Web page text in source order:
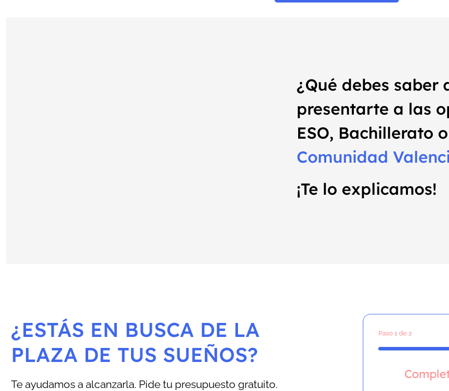
¿Qué debes saber
presentarte a las
ESO, Bachillerato
Comunidad
¡Te lo explicamos!
¿ESTÁS EN BUSCA DE LA
PLAZA DE TUS SUEÑOS?
Te ayudamos a alcanzarla. Pide tu presupuesto gratuito.
Paso 1 de 2